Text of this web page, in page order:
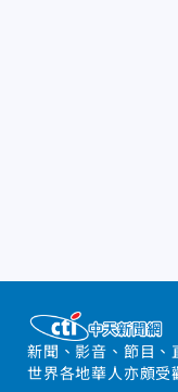
新聞、影音、節目、
世界各地華人亦頗受